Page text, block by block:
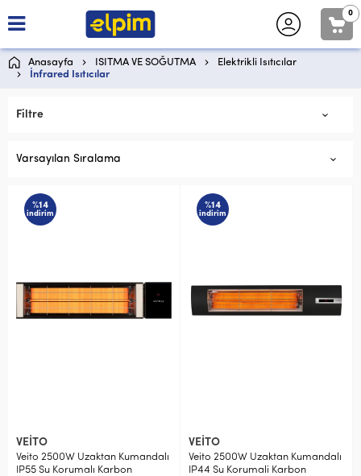
0
Anasayfa ISITMA VE SOĞUTMA
Elektrikli Isıtıcılar
İnfrared Isıtıcılar
Filtre
Varsayılan Sıralama
%14
indirim
VEİTO
Veito 2500W Uzaktan Kumandalı
IP55 Su Korumalı Karbon
%14
indirim
VEİTO
Veito 2500W Uzaktan Kumandalı
IP44 Su Korumali Karbon